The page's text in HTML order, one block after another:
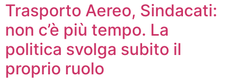
Trasporto Aereo, Sindacati:
non c’è più tempo. La
politica svolga subito il
proprio ruolo